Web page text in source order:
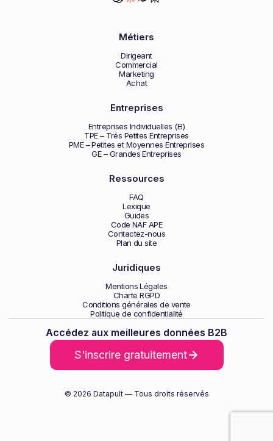
Métiers
Dirigeant
Commercial
Marketing
Achat
Entreprises
Entreprises Individuelles (EI)
TPE – Trés Petites Entreprises
PME – Petites et Moyennes Entreprises
GE – Grandes Entreprises
Ressources
FAQ
Lexique
Guides
Code NAF APE
Contactez-nous
Plan du site
Juridiques
Mentions Légales
Charte RGPD
Conditions générales de vente
Politique de confidentialité
Accédez aux meilleures données B2B
S'inscrire gratuitement
© 2026 Datapult — Tous droits réservés